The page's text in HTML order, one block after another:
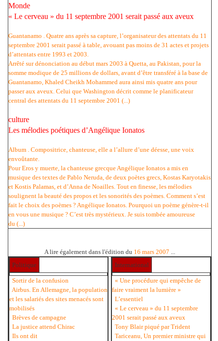
Monde
« Le cerveau » du 11 septembre 2001 serait passé aux aveux
Guantanamo . Quatre ans après sa capture, l’organisateur des attentats du 11
septembre 2001 serait passé à table, avouant pas moins de 31 actes et projets
d’attentats entre 1993 et 2003.
Arrêté sur dénonciation au début mars 2003 à Quetta, au Pakistan, pour la
somme modique de 25 millions de dollars, avant d’être transféré à la base de
Guantanamo, Khaled Cheikh Mohammed aura ainsi mis quatre ans pour
passer aux aveux. Celui que Washington décrit comme le planificateur
central des attentats du 11 septembre 2001 (...)
culture
Les mélodies poétiques d’Angélique Ionatos
Album . Compositrice, chanteuse, elle a l’allure d’une déesse, une voix
envoûtante.
Pour Eros y muerte, la chanteuse grecque Angélique Ionatos a mis en
musique des textes de Pablo Neruda, de deux poètes grecs, Kostas Karyotakis
et Kostis Palamas, et d’Anna de Noailles. Tout en finesse, les mélodies
soulignent la beauté des propos et les sonorités des poèmes. Comment s’est
fait le choix des poèmes ? Angélique Ionatos. Pourquoi un poème génère-t-il
en vous une musique ? C’est très mystérieux. Je suis tombée amoureuse
du (...)
A lire également dans l'édition du 16 mars 2007 ...
Politique
Sortir de la confusion
Airbus. En Allemagne, la population
et les salariés des sites menacés sont
mobilisés
Brèves de campagne
La justice attend Chirac
Ils ont dit
International
« Une procédure qui empêche de
faire vraiment la lumière »
L’essentiel
« Le cerveau » du 11 septembre
2001 serait passé aux aveux
Tony Blair piqué par Trident
Tariceanu, Un premier ministre qui